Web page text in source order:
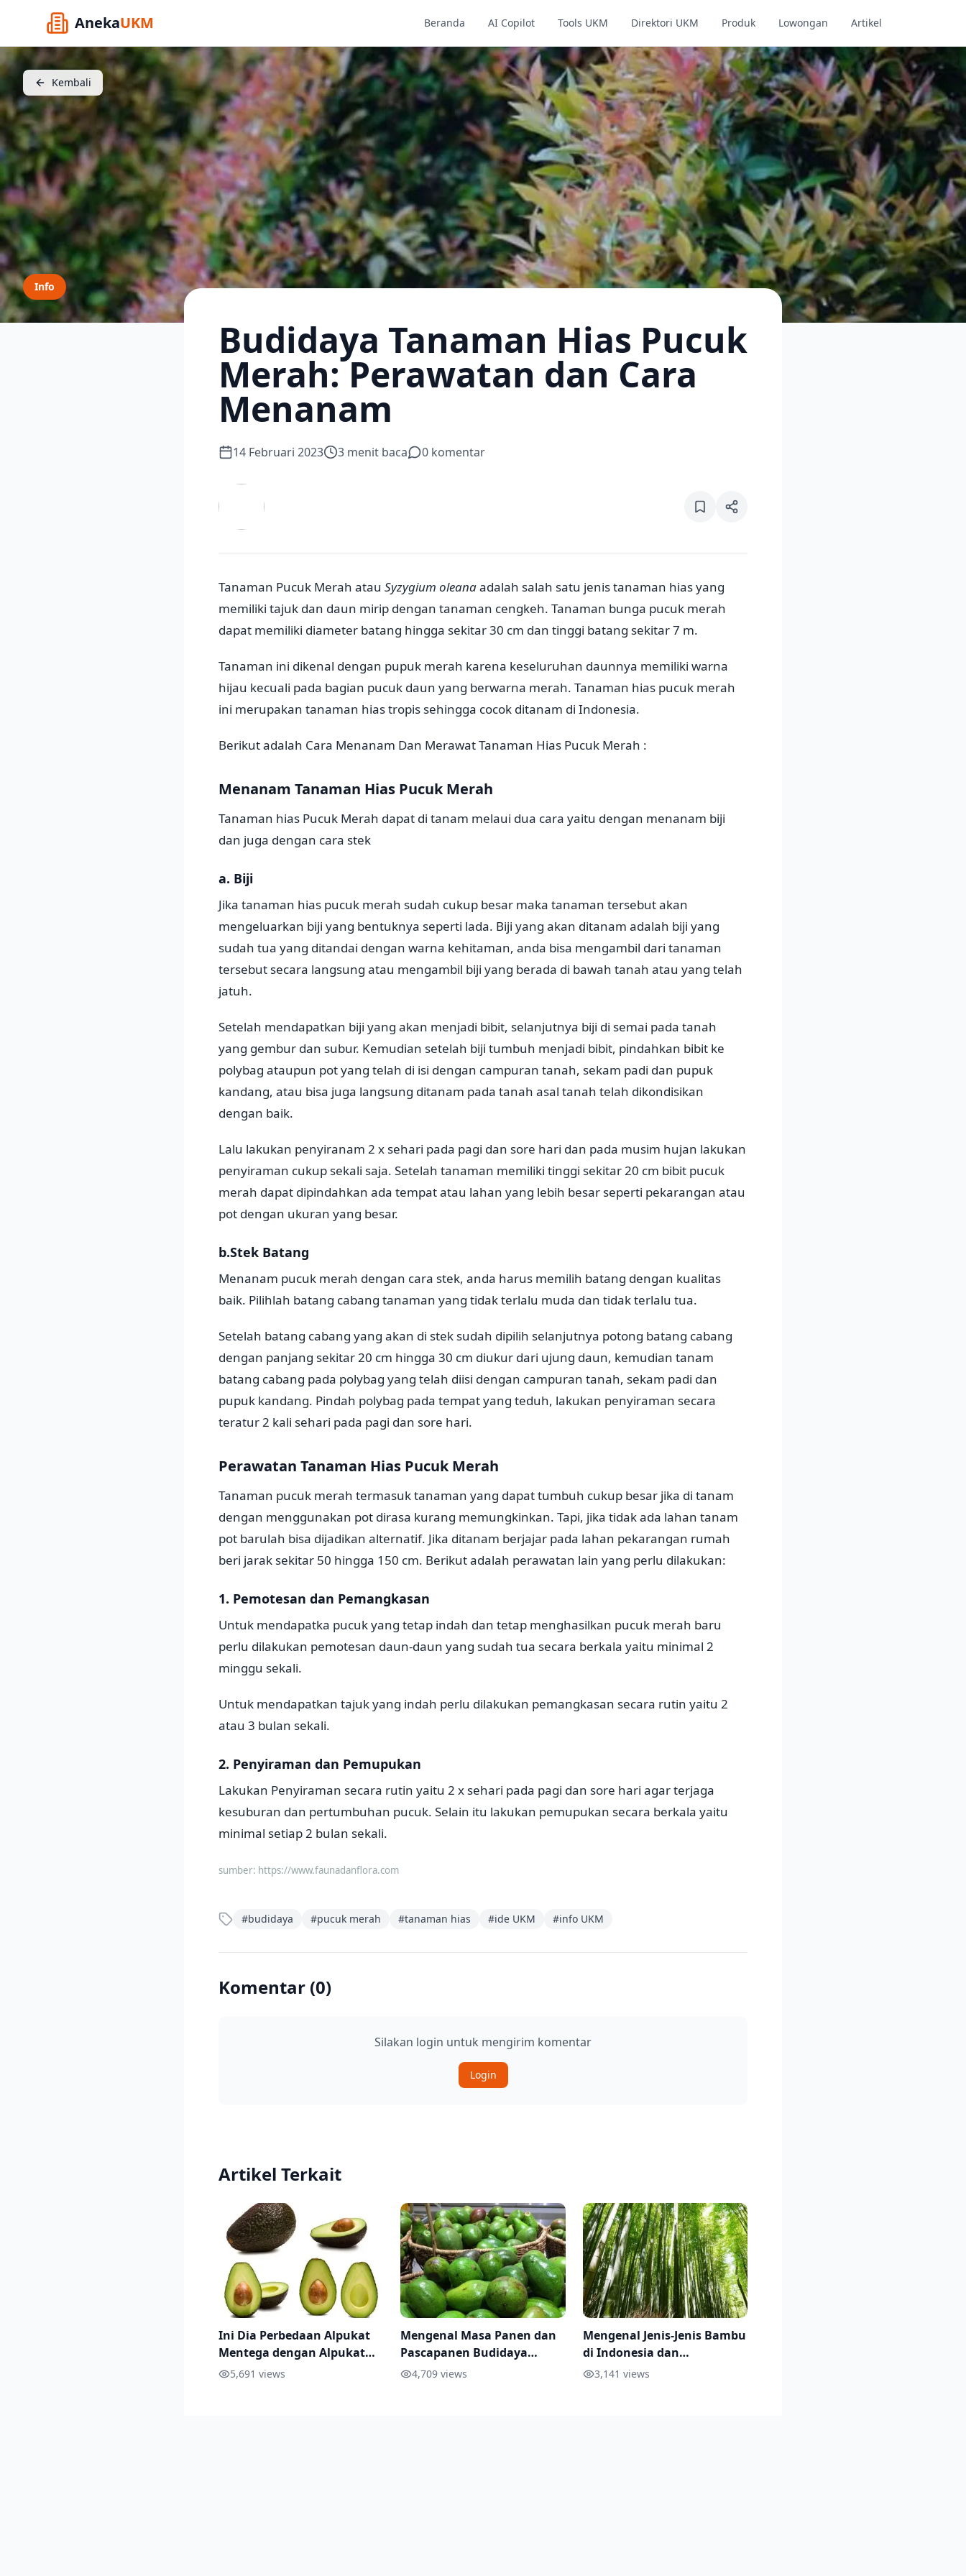
AnekaUKM Beranda AI Copilot Tools UKM Direktori UKM Produk Lowongan Artikel
Kembali
Info
Budidaya Tanaman Hias Pucuk
Merah: Perawatan dan Cara
Menanam
14 Februari 2023 3 menit baca 0 komentar
Tanaman Pucuk Merah atau Syzygium oleanaadalah salah satu jenis tanaman hias yang
memiliki tajuk dan daun mirip dengan tanaman cengkeh. Tanaman bunga pucuk merah
dapat memiliki diameter batang hingga sekitar 30 cm dan tinggi batang sekitar 7 m.
Tanaman ini dikenal dengan pupuk merah karena keseluruhan daunnya memiliki warna
hijau kecuali pada bagian pucuk daun yang berwarna merah. Tanaman hias pucuk merah
ini merupakan tanaman hias tropis sehingga cocok ditanam di Indonesia.
Berikut adalah Cara Menanam Dan Merawat Tanaman Hias Pucuk Merah :
Menanam Tanaman Hias Pucuk Merah
Tanaman hias Pucuk Merah dapat di tanam melaui dua cara yaitu dengan menanam biji
dan juga dengan cara stek
a. Biji
Jika tanaman hias pucuk merah sudah cukup besar maka tanaman tersebut akan
mengeluarkan biji yang bentuknya seperti lada. Biji yang akan ditanam adalah biji yang
sudah tua yang ditandai dengan warna kehitaman, anda bisa mengambil dari tanaman
tersebut secara langsung atau mengambil biji yang berada di bawah tanah atau yang telah
jatuh.
Setelah mendapatkan biji yang akan menjadi bibit, selanjutnya biji di semai pada tanah
yang gembur dan subur. Kemudian setelah biji tumbuh menjadi bibit, pindahkan bibit ke
polybag ataupun pot yang telah di isi dengan campuran tanah, sekam padi dan pupuk
kandang, atau bisa juga langsung ditanam pada tanah asal tanah telah dikondisikan
dengan baik.
Lalu lakukan penyiranam 2 x sehari pada pagi dan sore hari dan pada musim hujan lakukan
penyiraman cukup sekali saja. Setelah tanaman memiliki tinggi sekitar 20 cm bibit pucuk
merah dapat dipindahkan ada tempat atau lahan yang lebih besar seperti pekarangan atau
pot dengan ukuran yang besar.
b.Stek Batang
Menanam pucuk merah dengan cara stek, anda harus memilih batang dengan kualitas
baik. Pilihlah batang cabang tanaman yang tidak terlalu muda dan tidak terlalu tua.
Setelah batang cabang yang akan di stek sudah dipilih selanjutnya potong batang cabang
dengan panjang sekitar 20 cm hingga 30 cm diukur dari ujung daun, kemudian tanam
batang cabang pada polybag yang telah diisi dengan campuran tanah, sekam padi dan
pupuk kandang. Pindah polybag pada tempat yang teduh, lakukan penyiraman secara
teratur 2 kali sehari pada pagi dan sore hari.
Perawatan Tanaman Hias Pucuk Merah
Tanaman pucuk merah termasuk tanaman yang dapat tumbuh cukup besar jika di tanam
dengan menggunakan pot dirasa kurang memungkinkan. Tapi, jika tidak ada lahan tanam
pot barulah bisa dijadikan alternatif. Jika ditanam berjajar pada lahan pekarangan rumah
beri jarak sekitar 50 hingga 150 cm. Berikut adalah perawatan lain yang perlu dilakukan:
1. Pemotesan dan Pemangkasan
Untuk mendapatka pucuk yang tetap indah dan tetap menghasilkan pucuk merah baru
perlu dilakukan pemotesan daun-daun yang sudah tua secara berkala yaitu minimal 2
minggu sekali.
Untuk mendapatkan tajuk yang indah perlu dilakukan pemangkasan secara rutin yaitu 2
atau 3 bulan sekali.
2. Penyiraman dan Pemupukan
Lakukan Penyiraman secara rutin yaitu 2 x sehari pada pagi dan sore hari agar terjaga
kesuburan dan pertumbuhan pucuk. Selain itu lakukan pemupukan secara berkala yaitu
minimal setiap 2 bulan sekali.
sumber: https://www.faunadanflora.com
#budidaya #pucuk merah #tanaman hias #ide UKM #info UKM
Komentar (0)
Silakan login untuk mengirim komentar
Login
Artikel Terkait
Ini Dia Perbedaan Alpukat
Mentega dengan Alpukat
Miki5,691 views
Mengenal Masa Panen dan
Pascapanen Budidaya
Alpukat
4,709 views
Mengenal Jenis-Jenis Bambu
di Indonesia dan
Pemanfaatannya
3,141 views